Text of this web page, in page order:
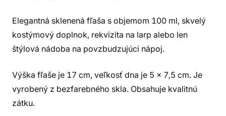
Elegantná sklenená fľaša s objemom 100 ml, skvelý
kostýmový doplnok, rekvizita na larp alebo len
štýlová nádoba na povzbudzujúci nápoj.
Výška fľaše je 17 cm, veľkosť dna je 5 x 7,5 cm. Je
vyrobený z bezfarebného skla. Obsahuje kvalitnú
zátku.